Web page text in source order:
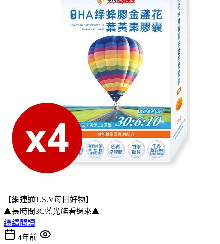
【網連通T.S.V每日好物】
🔺長時間3C藍光族看過來🔺
繼續閱讀
4年前